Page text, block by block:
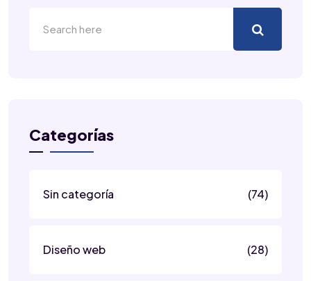
Categorías
Sin categoría (74)
Diseño web (28)